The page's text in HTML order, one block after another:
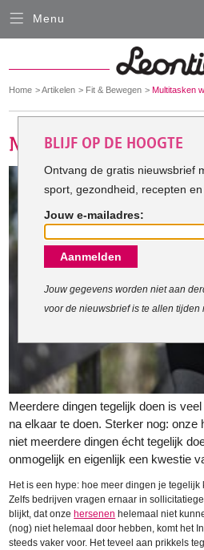
You
here:
Home Artikelen Fit & Bewegen Multitasken
Meerdere dingen tegelijk doen is
na elkaar te doen. Sterker nog: onze
niet meerdere dingen écht tegelijk
onmogelijk en eigenlijk een kwestie
Het is een hype: hoe meer dingen je
Zelfs bedrijven vragen ernaar in
blijkt, dat onze hersenen helemaal niet
(nog) niet helemaal door hebben, komt het
steeds vaker voor. Het teveel aan prikkels
Menu
Sluiten
HARDLOOPKLEDING
FIETSKLEDING
SERVICE
Inloggen
Contact- en adresgegevens
Levertijd, retourneren, ruilen
BLIJF OP DE HOOGTE
Ontvang de gratis nieuwsbrief
sport, gezondheid, recepten
Jouw e-mailadres:
Aanmelden
Jouw gegevens worden niet aan
voor de nieuwsbrief is te allen tijden